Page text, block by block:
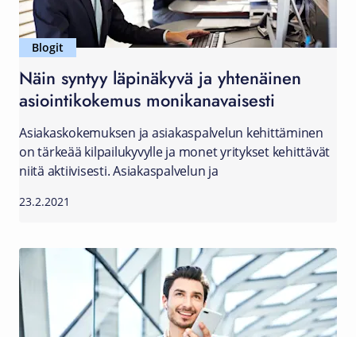
Blogit
Näin syntyy läpinäkyvä ja yhtenäinen
asiointikokemus monikanavaisesti
Asiakaskokemuksen ja asiakaspalvelun kehittäminen
on tärkeää kilpailukyvylle ja monet yritykset kehittävät
niitä aktiivisesti. Asiakaspalvelun ja
23.2.2021